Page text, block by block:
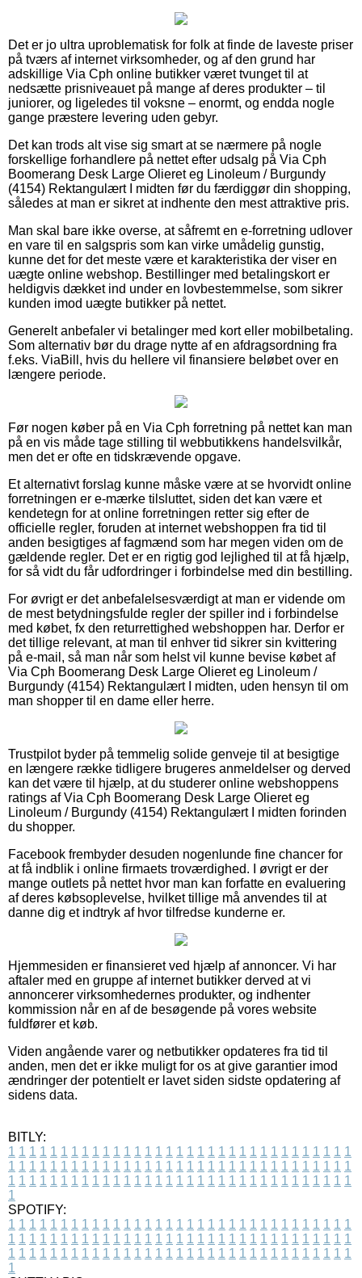
Det er jo ultra uproblematisk for folk at finde de laveste priser
på tværs af internet virksomheder, og af den grund har
adskillige Via Cph online butikker været tvunget til at
nedsætte prisniveauet på mange af deres produkter – til
juniorer, og ligeledes til voksne – enormt, og endda nogle
gange præstere levering uden gebyr.
Det kan trods alt vise sig smart at se nærmere på nogle
forskellige forhandlere på nettet efter udsalg på Via Cph
Boomerang Desk Large Olieret eg Linoleum / Burgundy
(4154) Rektangulært I midten før du færdiggør din shopping,
således at man er sikret at indhente den mest attraktive pris.
Man skal bare ikke overse, at såfremt en e-forretning udlover
en vare til en salgspris som kan virke umådelig gunstig,
kunne det for det meste være et karakteristika der viser en
uægte online webshop. Bestillinger med betalingskort er
heldigvis dækket ind under en lovbestemmelse, som sikrer
kunden imod uægte butikker på nettet.
Generelt anbefaler vi betalinger med kort eller mobilbetaling.
Som alternativ bør du drage nytte af en afdragsordning fra
f.eks. ViaBill, hvis du hellere vil finansiere beløbet over en
længere periode.
Før nogen køber på en Via Cph forretning på nettet kan man
på en vis måde tage stilling til webbutikkens handelsvilkår,
men det er ofte en tidskrævende opgave.
Et alternativt forslag kunne måske være at se hvorvidt online
forretningen er e-mærke tilsluttet, siden det kan være et
kendetegn for at online forretningen retter sig efter de
officielle regler, foruden at internet webshoppen fra tid til
anden besigtiges af fagmænd som har megen viden om de
gældende regler. Det er en rigtig god lejlighed til at få hjælp,
for så vidt du får udfordringer i forbindelse med din bestilling.
For øvrigt er det anbefalelsesværdigt at man er vidende om
de mest betydningsfulde regler der spiller ind i forbindelse
med købet, fx den returrettighed webshoppen har. Derfor er
det tillige relevant, at man til enhver tid sikrer sin kvittering
på e-mail, så man når som helst vil kunne bevise købet af
Via Cph Boomerang Desk Large Olieret eg Linoleum /
Burgundy (4154) Rektangulært I midten, uden hensyn til om
man shopper til en dame eller herre.
Trustpilot byder på temmelig solide genveje til at besigtige
en længere række tidligere brugeres anmeldelser og derved
kan det være til hjælp, at du studerer online webshoppens
ratings af Via Cph Boomerang Desk Large Olieret eg
Linoleum / Burgundy (4154) Rektangulært I midten forinden
du shopper.
Facebook frembyder desuden nogenlunde fine chancer for
at få indblik i online firmaets troværdighed. I øvrigt er der
mange outlets på nettet hvor man kan forfatte en evaluering
af deres købsoplevelse, hvilket tillige må anvendes til at
danne dig et indtryk af hvor tilfredse kunderne er.
Hjemmesiden er finansieret ved hjælp af annoncer. Vi har
aftaler med en gruppe af internet butikker derved at vi
annoncerer virksomhedernes produkter, og indhenter
kommission når en af de besøgende på vores website
fuldfører et køb.
Viden angående varer og netbutikker opdateres fra tid til
anden, men det er ikke muligt for os at give garantier imod
ændringer der potentielt er lavet siden sidste opdatering af
sidens data.
BITLY:
1 1 1 1 1 1 1 1 1 1 1 1 1 1 1 1 1 1 1 1 1 1 1 1 1 1 1 1 1 1 1 1 1
1 1 1 1 1 1 1 1 1 1 1 1 1 1 1 1 1 1 1 1 1 1 1 1 1 1 1 1 1 1 1 1 1
1 1 1 1 1 1 1 1 1 1 1 1 1 1 1 1 1 1 1 1 1 1 1 1 1 1 1 1 1 1 1 1 1
1
SPOTIFY:
1 1 1 1 1 1 1 1 1 1 1 1 1 1 1 1 1 1 1 1 1 1 1 1 1 1 1 1 1 1 1 1 1
1 1 1 1 1 1 1 1 1 1 1 1 1 1 1 1 1 1 1 1 1 1 1 1 1 1 1 1 1 1 1 1 1
1 1 1 1 1 1 1 1 1 1 1 1 1 1 1 1 1 1 1 1 1 1 1 1 1 1 1 1 1 1 1 1 1
1